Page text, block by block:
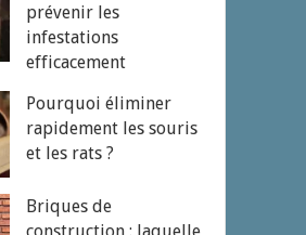
prévenir les
infestations
efficacement
Pourquoi éliminer
rapidement les souris
et les rats ?
Briques de